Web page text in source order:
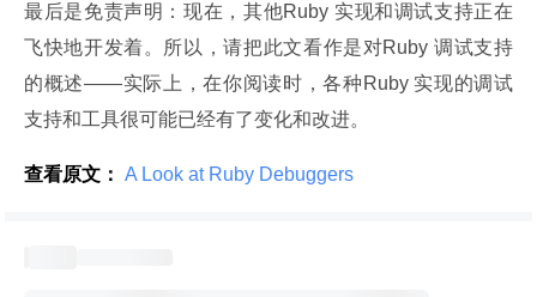
最后是免责声明：现在，其他Ruby 实现和调试支持正在
飞快地开发着。所以，请把此文看作是对Ruby 调试支持
的概述——实际上，在你阅读时，各种Ruby 实现的调试
支持和工具很可能已经有了变化和改进。
查看原文： A Look at Ruby Debuggers